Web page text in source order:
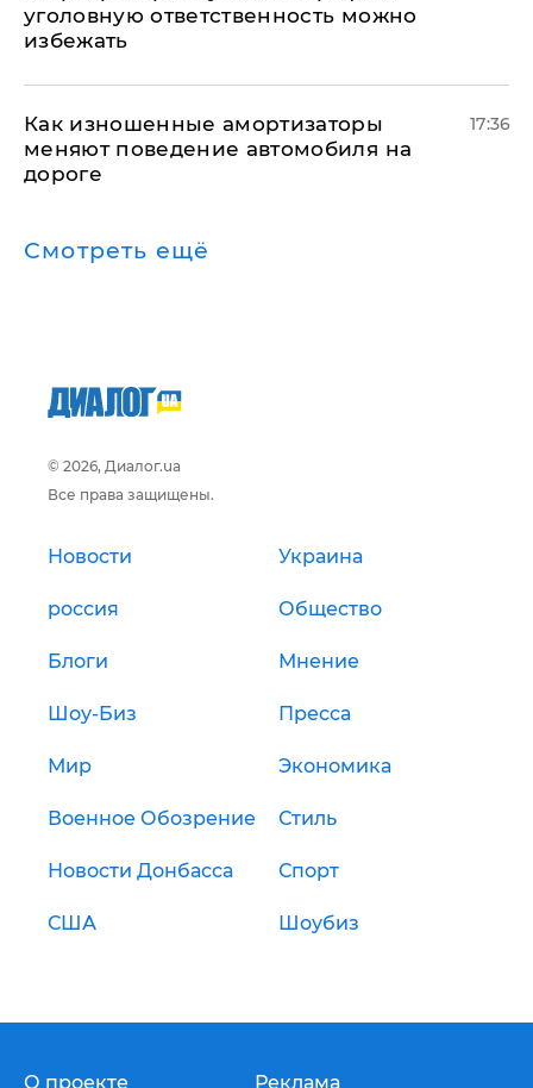
уголовную ответственность можно
избежать
Как изношенные амортизаторы
меняют поведение автомобиля на
дороге
17:36
Смотреть ещё
© 2026, Диалог.ua
Все права защищены.
Новости Украина
россия Общество
Блоги Мнение
Шоу-Биз Пресса
Мир Экономика
Военное Обозрение Стиль
Новости Донбасса Спорт
США Шоубиз
О проекте Реклама